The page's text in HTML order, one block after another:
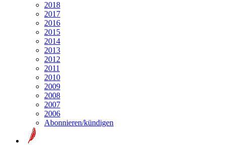
2018
2017
2016
2015
2014
2013
2012
2011
2010
2009
2008
2007
2006
Abonnieren/kündigen